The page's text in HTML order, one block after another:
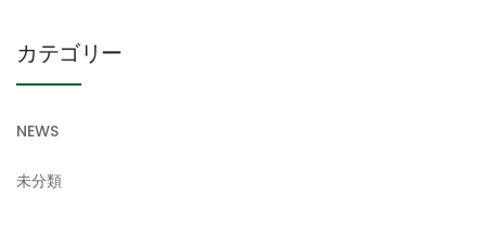
カテゴリー
NEWS
未分類